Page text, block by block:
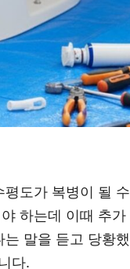
도가 복병이 될 수
하는데 이때 추가
말을 듣고 당황했
다.